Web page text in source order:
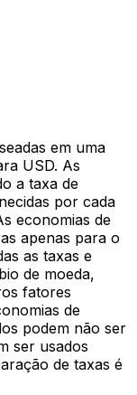
em uma
USD. As
a taxa de
por cada
economias de
apenas para o
as taxas e
de moeda,
fatores
de
podem não ser
ser usados
de taxas é